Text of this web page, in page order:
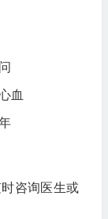
血
咨询医生或